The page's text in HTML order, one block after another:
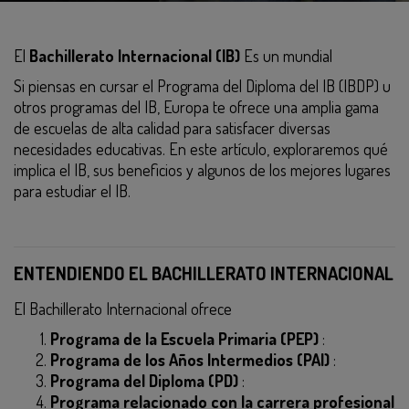
El Bachillerato Internacional (IB) Es un mundial
Si piensas en cursar el Programa del Diploma del IB (IBDP) u
otros programas del IB, Europa te ofrece una amplia gama
de escuelas de alta calidad para satisfacer diversas
necesidades educativas. En este artículo, exploraremos qué
implica el IB, sus beneficios y algunos de los mejores lugares
para estudiar el IB.
ENTENDIENDO EL BACHILLERATO INTERNACIONAL
El Bachillerato Internacional ofrece
Programa de la Escuela Primaria (PEP) :
Programa de los Años Intermedios (PAI) :
Programa del Diploma (PD) :
Programa relacionado con la carrera profesional